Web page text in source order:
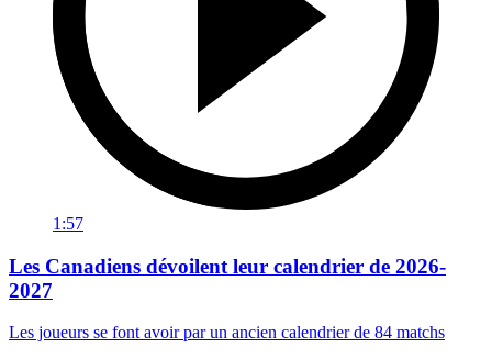
1:57
Les Canadiens dévoilent leur calendrier de 2026-
2027
Les joueurs se font avoir par un ancien calendrier de 84 matchs